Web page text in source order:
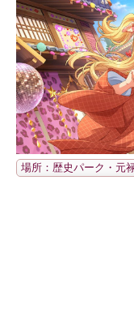
場所：歴史パーク・元